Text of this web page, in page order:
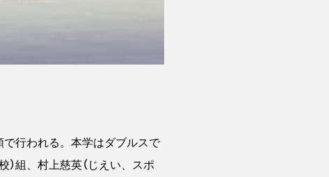
行われる。本学はダブルスで
組、村上慈英（じえい、スポ